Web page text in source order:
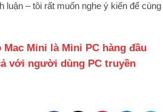
luận – tôi rất muốn nghe ý kiến để cùng
Mac Mini là Mini PC hàng đầu
với người dùng PC truyền